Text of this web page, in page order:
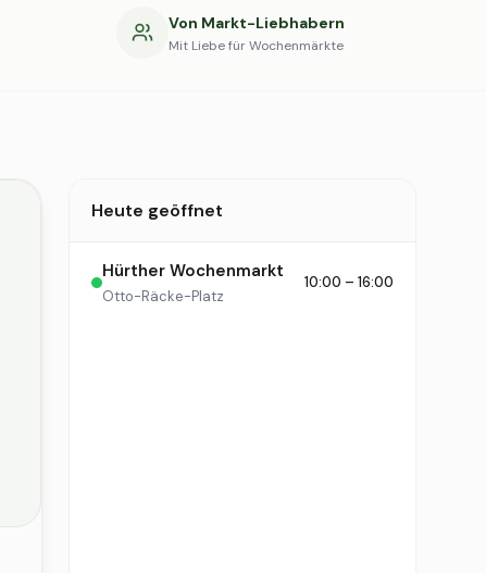
Von Markt-Liebhabern
Mit Liebe für Wochenmärkte
Heute geöffnet
Hürther Wochenmarkt
Otto-Räcke-Platz
10:00 – 16:00